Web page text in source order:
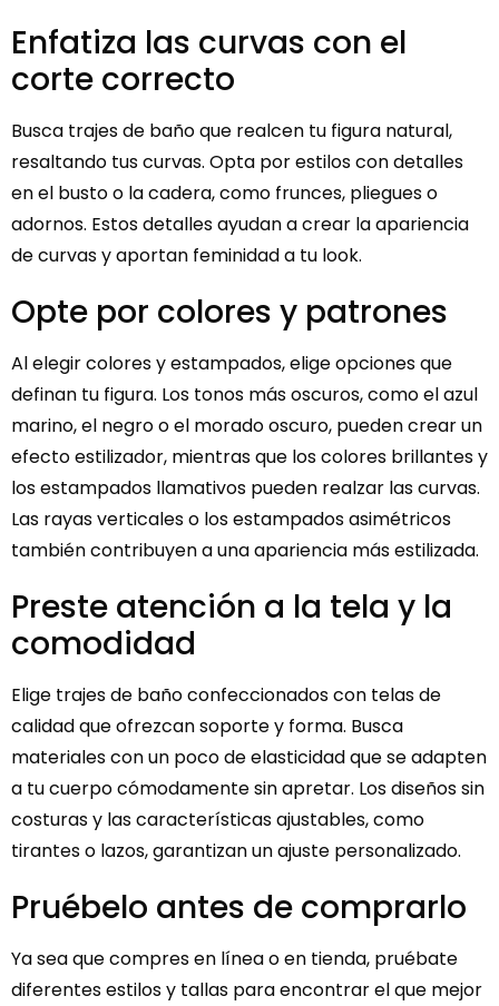
Enfatiza las curvas con el
corte correcto
Busca trajes de baño que realcen tu figura natural,
resaltando tus curvas. Opta por estilos con detalles
en el busto o la cadera, como frunces, pliegues o
adornos. Estos detalles ayudan a crear la apariencia
de curvas y aportan feminidad a tu look.
Opte por colores y patrones
Al elegir colores y estampados, elige opciones que
definan tu figura. Los tonos más oscuros, como el azul
marino, el negro o el morado oscuro, pueden crear un
efecto estilizador, mientras que los colores brillantes y
los estampados llamativos pueden realzar las curvas.
Las rayas verticales o los estampados asimétricos
también contribuyen a una apariencia más estilizada.
Preste atención a la tela y la
comodidad
Elige trajes de baño confeccionados con telas de
calidad que ofrezcan soporte y forma. Busca
materiales con un poco de elasticidad que se adapten
a tu cuerpo cómodamente sin apretar. Los diseños sin
costuras y las características ajustables, como
tirantes o lazos, garantizan un ajuste personalizado.
Pruébelo antes de comprarlo
Ya sea que compres en línea o en tienda, pruébate
diferentes estilos y tallas para encontrar el que mejor